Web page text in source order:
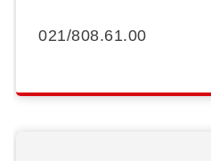
021/808.61.00